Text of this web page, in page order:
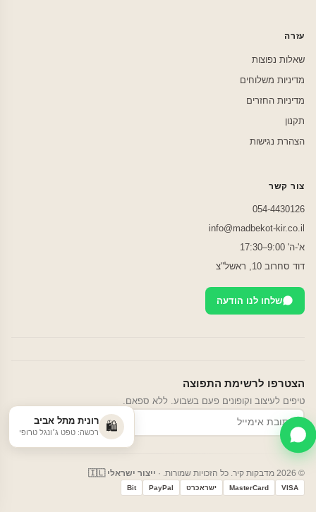
עזרה
שאלות נפוצות
מדיניות משלוחים
מדיניות החזרים
תקנון
הצהרת נגישות
צור קשר
054-4430126
info@madbekot-kir.co.il
א'-ה' 9:00–17:30
דוד סחרוב 10, ראשל"צ
שלחו לנו הודעה
הצטרפו לרשימת התפוצה
טיפים לעיצוב וקופונים פעם בשבוע. ללא ספאם.
הרשמה
© 2026 מדבקות קיר. כל הזכויות שמורות. · ייצור ישראלי 🇮🇱
VISA
MasterCard ישראכרט PayPal
Bit
🛍️ רונית מתל אביב
רכשה: טפט ג׳ונגל טרופי